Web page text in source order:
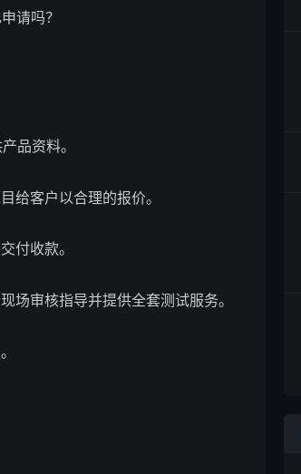
品资料。
给客户以合理的报价。
付收款。
场审核指导并提供全套测试服务。